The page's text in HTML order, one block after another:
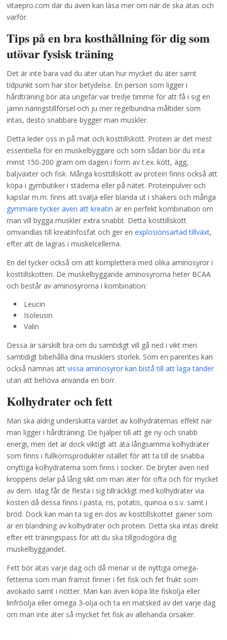
vitaepro.com där du även kan läsa mer om när de ska ätas och
varför.
Tips på en bra kosthållning för dig som
utövar fysisk träning
Det är inte bara vad du äter utan hur mycket du äter samt
tidpunkt som har stor betydelse. En person som ligger i
hårdträning bör äta ungefär var tredje timme för att få i sig en
jämn näringstillförsel och ju mer regelbundna måltider som
intas, desto snabbare bygger man muskler.
Detta leder oss in på mat och kosttillskott. Protein är det mest
essentiella för en muskelbyggare och som sådan bör du inta
minst 150-200 gram om dagen i form av t.ex. kött, ägg,
baljväxter och fisk. Många kosttillskott av protein finns också att
köpa i gymbutiker i städerna eller på nätet. Proteinpulver och
kapslar m.m. finns att svälja eller blanda ut i shakers och många
gymmare tycker även att kreatin är en perfekt kombination om
man vill bygga muskler extra snabbt. Detta kosttillskott
omvandlas till kreatinfosfat och ger enexplosionsartad tillväxt,
efter att de lagras i muskelcellerna.
En del tycker också om att komplettera med olika aminosyror i
kosttillskotten. De muskelbyggande aminosyrorna heter BCAA
och består av aminosyrorna i kombination:
Leucin
Isoleusin
Valin
Dessa är särskilt bra om du samtidigt vill gå ned i vikt men
samtidigt bibehålla dina musklers storlek. Som en parentes kan
också nämnas attvissa aminosyror kan bistå till att laga tänder
utan att behöva använda en borr.
Kolhydrater och fett
Man ska aldrig underskatta värdet av kolhydraternas effekt när
man ligger i hårdträning. De hjälper till att ge ny och snabb
energi, men det är dock viktigt att äta långsamma kolhydrater
som finns i fullkornsprodukter istället för att ta till de snabba
onyttiga kolhydraterna som finns i socker. De bryter även ned
kroppens delar på lång sikt om man äter för ofta och för mycket
av dem. Idag får de flesta i sig tillräckligt med kolhydrater via
kosten då dessa finns i pasta, ris, potatis, quinoa o.s.v. samt i
bröd. Dock kan man ta sig en dos av kosttillskottet gainer som
är en blandning av kolhydrater och protein. Detta ska intas direkt
efter ett träningspass för att du ska tillgodogöra dig
muskelbyggandet.
Fett bör ätas varje dag och då menar vi de nyttiga omega-
fetterna som man främst finner i fet fisk och fet frukt som
avokado samt i nötter. Man kan även köpa lite fiskolja eller
linfröolja eller omega 3-olja och ta en matsked av det varje dag
om man inte äter så mycket fet fisk av allehanda orsaker.